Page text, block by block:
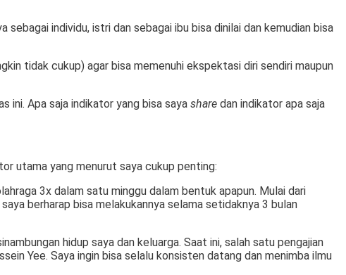
individu, istri dan sebagai ibu bisa dinilai dan kemudian bisa
tidak cukup) agar bisa memenuhi ekspektasi diri sendiri maupun
ini. Apa saja indikator yang bisa saya share dan indikator apa saja
utama yang menurut saya cukup penting:
3x dalam satu minggu dalam bentuk apapun. Mulai dari
berharap bisa melakukannya selama setidaknya 3 bulan
hidup saya dan keluarga. Saat ini, salah satu pengajian
Yee. Saya ingin bisa selalu konsisten datang dan menimba ilmu